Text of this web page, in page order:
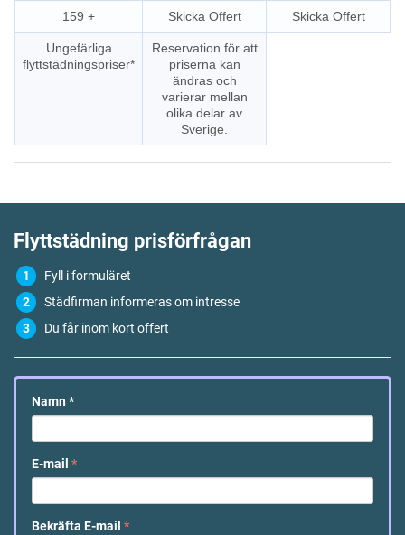
159 + Skicka Offert Skicka Offert
Ungefärliga
flyttstädningspriser*
Reservation för att
priserna kan
ändras och
varierar mellan
olika delar av
Sverige.
Flyttstädning prisförfrågan
Fyll i formuläret
Städfirman informeras om intresse
Du får inom kort offert
Namn *
E-mail *
Bekräfta E-mail *